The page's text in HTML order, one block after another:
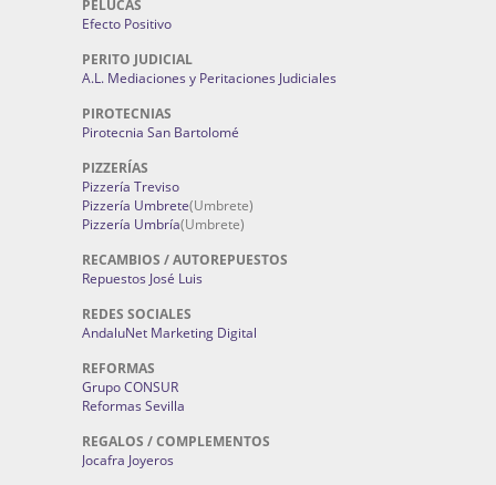
PELUCAS
Efecto Positivo
PERITO JUDICIAL
A.L. Mediaciones y Peritaciones Judiciales
PIROTECNIAS
Pirotecnia San Bartolomé
PIZZERÍAS
Pizzería Treviso
Pizzería Umbrete(Umbrete)
Pizzería Umbría(Umbrete)
RECAMBIOS / AUTOREPUESTOS
Repuestos José Luis
REDES SOCIALES
AndaluNet Marketing Digital
REFORMAS
Grupo CONSUR
Reformas Sevilla
REGALOS / COMPLEMENTOS
Jocafra Joyeros